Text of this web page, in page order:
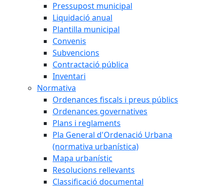
Pressupost municipal
Liquidació anual
Plantilla municipal
Convenis
Subvencions
Contractació pública
Inventari
Normativa
Ordenances fiscals i preus públics
Ordenances governatives
Plans i reglaments
Pla General d'Ordenació Urbana
(normativa urbanística)
Mapa urbanístic
Resolucions rellevants
Classificació documental